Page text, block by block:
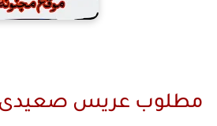
مطلوب عريس صعيدى